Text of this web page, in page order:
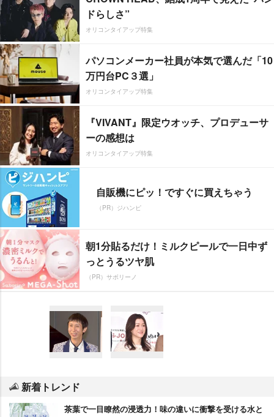
ドらしさ”
オリコンタイアップ特集
パソコンメーカー社員が本気で選んだ「10
万円台PC３選」
オリコンタイアップ特集
『VIVANT』限定ウオッチ、プロデューサ
ーの感想は
オリコンタイアップ特集
自販機にピッ！ですぐに買えちゃう
（PR）ジハンピ
朝1分貼るだけ！ミルクピールで一日中ず
っとうるツヤ肌
（PR）サボリーノ
新着トレンド
茶葉で一目瞭然の浸透力！味の違いに衝撃を受ける水と